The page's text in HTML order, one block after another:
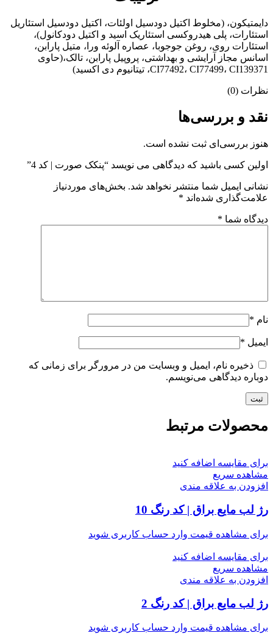
دایمتیکون، (مخلوط اکتیل دودسیل اولئات، اکتیل دودسیل استئاریل
استئارات، پلی هیدروکسی استئاریک اسید و اکتیل دودکانول)،
استئارات روی، روغن جوجوبا، عصاره آلوئه ورا، متیل پارابن،
اسانس مجاز آرایشی و بهداشتی، پروپیل پارابن، تالک،(حاوی
CI77492، CI77499، CI139371، تیتانیوم دی اکسید)
نظرات (0)
نقد و بررسی‌ها
هنوز بررسی‌ای ثبت نشده است.
اولین کسی باشید که دیدگاهی می نویسد “پنکک صورت | کد 4”
نشانی ایمیل شما منتشر نخواهد شد. بخش‌های موردنیاز
علامت‌گذاری شده‌اند *
دیدگاه شما *
نام *
ایمیل *
ذخیره نام، ایمیل و وبسایت من در مرورگر برای زمانی که
دوباره دیدگاهی می‌نویسم.
محصولات مرتبط
برای مقایسه اضافه کنید
مشاهده سریع
افزودن به علاقه مندی
رژ لب مایع براق | کد رنگ 10
برای مشاهده قیمت وارد حساب کاربری شوید
برای مقایسه اضافه کنید
مشاهده سریع
افزودن به علاقه مندی
رژ لب مایع براق | کد رنگ 2
برای مشاهده قیمت وارد حساب کاربری شوید